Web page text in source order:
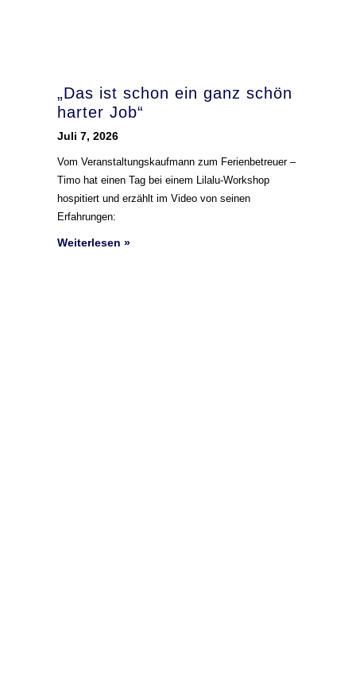
„Das ist schon ein ganz schön
harter Job“
Juli 7, 2026
Vom Veranstaltungskaufmann zum Ferienbetreuer –
Timo hat einen Tag bei einem Lilalu-Workshop
hospitiert und erzählt im Video von seinen
Erfahrungen:
Weiterlesen »